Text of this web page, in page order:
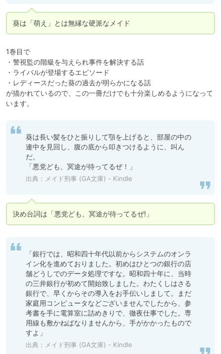
葵は「萌え」とは無縁な硬派なメイド
1巻目で
・警視監の階級を与えられ事件を解決する話
・ライバルが登場するエピソード
・レディースだった葵の過去が明らかになる話
が描かれているので、この一冊だけでも十分楽しめるようになって
います。
葵は長い髪をひと振りして顎を上げると、部屋の中の
連中を見回し、腹の底から叩きつけるように、叫ん
だ。
「悪党ども、冥途が待ってるぜ！」
出典： メイド刑事 (GA文庫) - Kindle
決め台詞は「悪党ども、冥途が待ってるぜ!」
「銀行では、昭和四十年代以前からシステムのオンラ
イン化を進めておりました。初めはひとつの銀行の店
舗どうしでのデータ処理ですな。昭和四十年に、当時
の三井銀行が初めて開始致しました。わたくしはさる
銀行で、早くからその導入をお手伝いしまして。まだ
家庭用コンピュータなどございませんでしたから、参
考書を手に電算室に詰めきりで、徹夜仕事でした。専
用線も敷かねばなりませんから、手がかかったもので
すよ」
出典： メイド刑事 (GA文庫) - Kindle